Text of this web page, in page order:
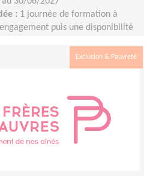
: 1 journée de formation à
puis une disponibilité
Exclusion & Pauvreté